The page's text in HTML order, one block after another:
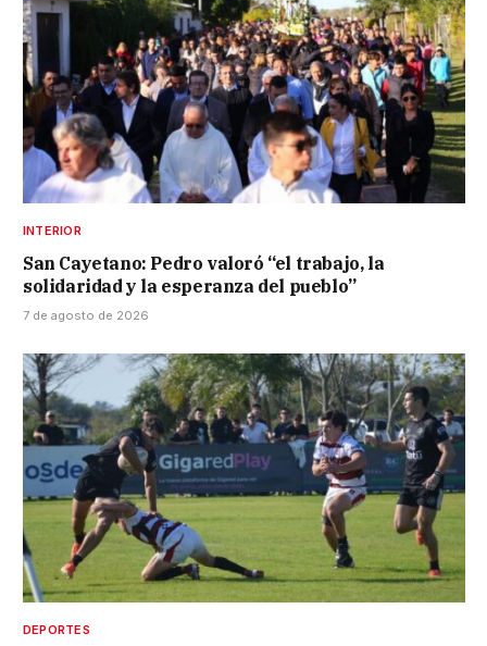
INTERIOR
San Cayetano: Pedro valoró “el trabajo, la
solidaridad y la esperanza del pueblo”
7 de agosto de 2026
DEPORTES